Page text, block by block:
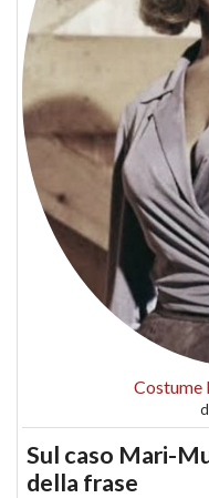
Costume
Sul caso Mari-
della frase